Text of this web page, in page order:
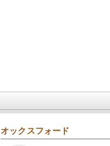
オックスフォード